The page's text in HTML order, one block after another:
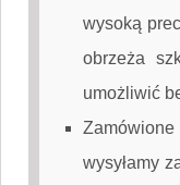
wysoką
obrzeża
umożliwić
wysyłamy